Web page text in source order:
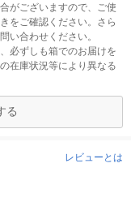
がございますので、ご使
をご確認ください。さら
い合わせください。
必ずしも箱でのお届けを
在庫状況等により異なる
る
レビューとは